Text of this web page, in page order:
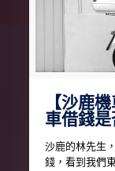
【沙鹿
車借錢
沙鹿的林先生
錢，看到我們